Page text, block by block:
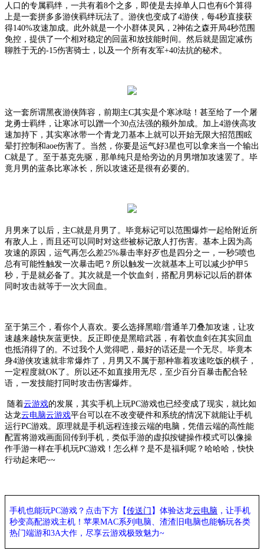
人口的专属羁绊，一共有着8个之多，即使是去掉单人口也有6个算得
上是一套拼多多游侠羁绊玩法了。游侠也变成了4游侠，每4秒直接获
得140%攻速加成。此外就是一个小群体灵风，2神佑之森开局4秒范围
免控，提供了一个相对稳定的回蓝和放技能时间。然后就是固定减伤
聊胜于无的-15伤害骑士，以及一个所有友军+40法抗的秘术。
这一套所谓黑夜游侠阵容，前期主C其实是个寒冰哒！甚至给了一个屠
龙勇士羁绊，让寒冰可以蹭一个30点法强的额外加成。加上4游侠高攻
速加持下，其实寒冰带一个青龙刀基本上就可以开始无限大招范围眩
晕打控制和aoe伤害了。当然，你要是运气好3星也可以拿来当一个输出
C就是了。至于基克先驱，那单纯只是给旁边的月男增加攻速罢了。毕
竟月男的蓝条比寒冰长，所以攻速还是很有必要的。
月男来了以后，主C就是月男了。毕竟标记可以范围爆炸一起给附近所
有敌人上，而且还可以同时对这些被标记敌人打伤害。基本上因为高
攻速的原因，运气再怎么差25%暴击率好歹也是四分之一，一秒5喷也
总有可能性触发一次暴击吧？所以触发一次就基本上可以减少护甲5
秒，于是就必备了。其次就是一个饮血剑，搭配月男标记以后的群体
同时攻击就等于一次大回血。
至于第三个，看你个人喜欢。要么选择黑暗/普通羊刀叠加攻速，让攻
速越来越快灰蓝更快。反正即使是黑暗武器，有着饮血剑在其实回血
也抵消得了的。不过我个人觉得吧，最好的话还是一个无尽。毕竟本
身4游侠攻速就非常爆炸了，月男又不属于那种靠着攻速吃饭的棋子，
一定程度就OK了。所以还不如直接用无尽，至少百分百暴击配合轻
语，一发技能打同时攻击伤害爆炸。
随着云游戏的发展，其实手机上玩PC游戏也已经变成了现实，就比如
达龙云电脑云游戏平台可以在不改变硬件和系统的情况下就能让手机
运行PC游戏。原理就是手机远程连接云端的电脑，凭借云端的高性能
配置将游戏画面回传到手机，类似手游的虚拟按键操作模式可以像操
作手游一样在手机玩PC游戏！怎么样？是不是福利呢？哈哈哈，快快
行动起来吧~~
手机也能玩PC游戏？点击下方【传送门 】体验达龙云电脑 ，让手机
秒变高配游戏主机 ！苹果MAC系列电脑、渣渣旧电脑也能畅玩各类
热门端游和3A大作， 尽享云游戏极致魅力~